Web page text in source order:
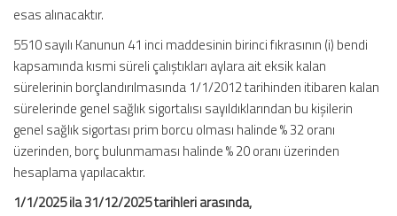
esas alınacaktır.
5510 sayılı Kanunun 41 inci maddesinin birinci fıkrasının (i) bendi
kapsamında kısmi süreli çalıştıkları aylara ait eksik kalan
sürelerinin borçlandırılmasında 1/1/2012 tarihinden itibaren kalan
sürelerinde genel sağlık sigortalısı sayıldıklarından bu kişilerin
genel sağlık sigortası prim borcu olması halinde % 32 oranı
üzerinden, borç bulunmaması halinde % 20 oranı üzerinden
hesaplama yapılacaktır.
1/1/2025 ila 31/12/2025 tarihleri arasında,